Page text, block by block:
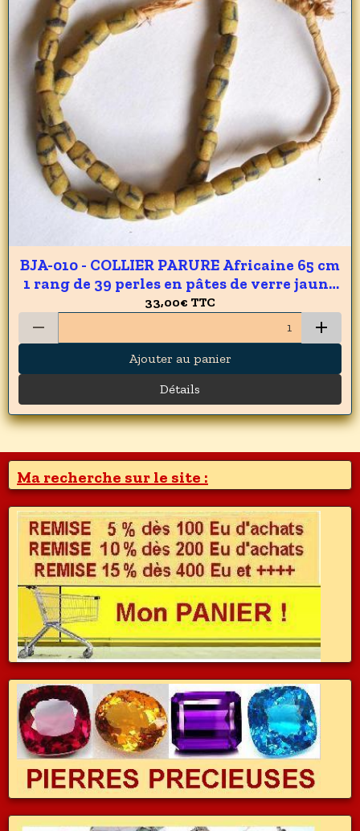
BJA-010 - COLLIER PARURE Africaine 65 cm
1 rang de 39 perles en pâtes de verre jaune
du GHANA 9 x 14 mm - 330 carats 66 gr
33,00€ TTC
Ajouter au panier
Détails
Ma recherche sur le site :